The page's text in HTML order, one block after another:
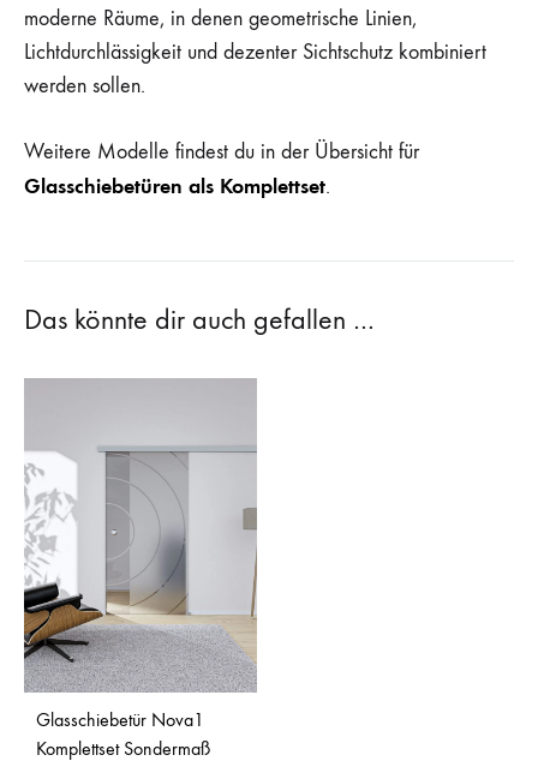
moderne Räume, in denen geometrische Linien,
Lichtdurchlässigkeit und dezenter Sichtschutz kombiniert
werden sollen.
Weitere Modelle findest du in der Übersicht für
Glasschiebetüren als Komplettset.
Das könnte dir auch gefallen …
Glasschiebetür Nova1
Komplettset Sondermaß